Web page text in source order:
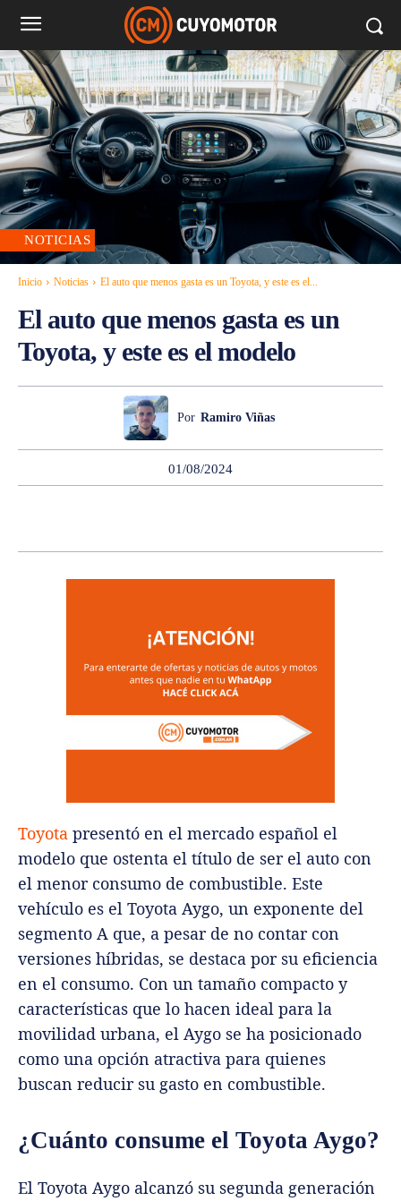
NOTICIAS
Inicio Noticias El auto que menos gasta es un Toyota, y este es el...
El auto que menos gasta es un
Toyota, y este es el modelo
Por Ramiro Viñas
01/08/2024
Toyota presentó en el mercado español el
modelo que ostenta el título de ser el auto con
el menor consumo de combustible. Este
vehículo es el Toyota Aygo, un exponente del
segmento A que, a pesar de no contar con
versiones híbridas, se destaca por su eficiencia
en el consumo. Con un tamaño compacto y
características que lo hacen ideal para la
movilidad urbana, el Aygo se ha posicionado
como una opción atractiva para quienes
buscan reducir su gasto en combustible.
¿Cuánto consume el Toyota Aygo?
El Toyota Aygo alcanzó su segunda generación